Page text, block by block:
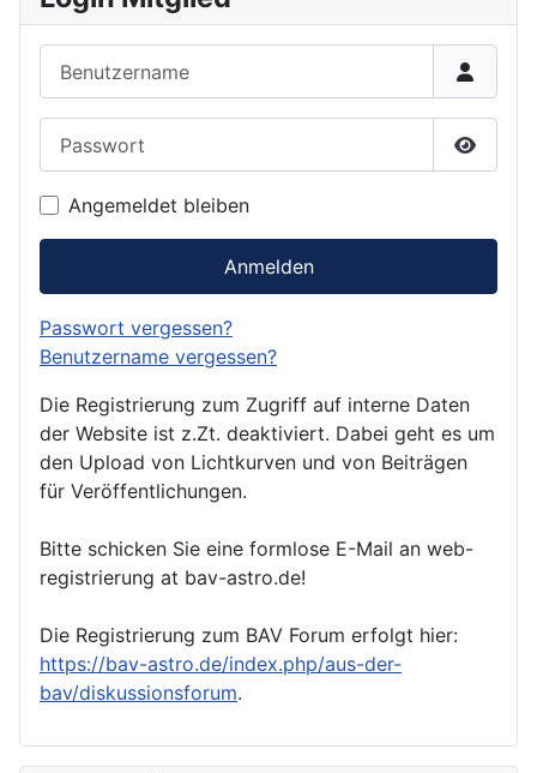
Angemeldet bleiben
Anmelden
Passwort vergessen?
Benutzername vergessen?
Die Registrierung zum Zugriff auf interne Daten
der Website ist z.Zt. deaktiviert. Dabei geht es um
den Upload von Lichtkurven und von Beiträgen
für Veröffentlichungen.
Bitte schicken Sie eine formlose E-Mail an web-
registrierung at bav-astro.de!
Die Registrierung zum BAV Forum erfolgt hier:
https://bav-astro.de/index.php/aus-der-
bav/diskussionsforum.